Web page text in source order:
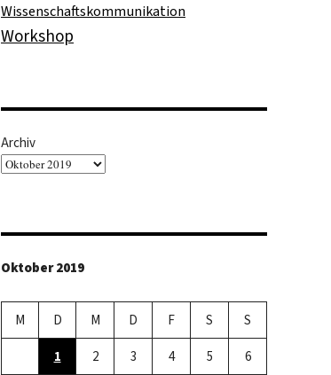
Wissenschaftskommunikation
Workshop
Archiv
Oktober 2019
M D M D F S S
1 2 3 4 5 6